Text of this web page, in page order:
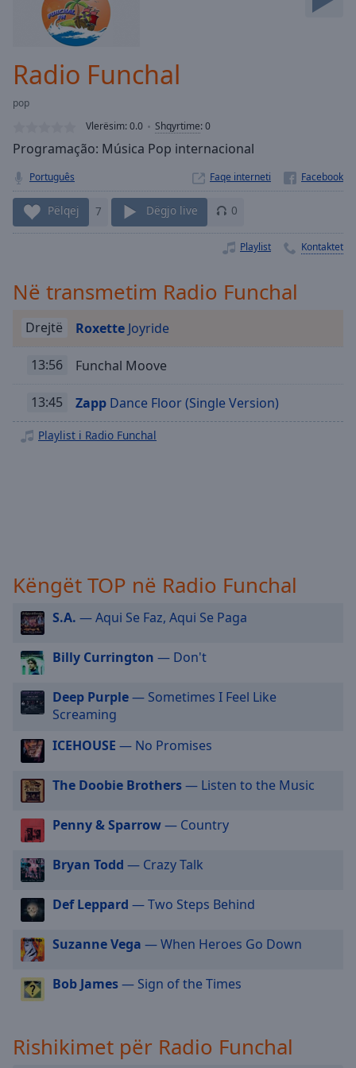
Current
Time0:00
Duration
0.00%
TypeLIVE
Seek to
live,
currently
Time-
Rate
Chapters
Chapters
subtitles
opens
subtitles
settings
dialog
subtitles
off
Audio
Picture-
Picture
Fullscreen
This
modal
Beginning
dialog
Escape
will
Radio Funchal
pop
Vlerësim:0.0 Shqyrtime:0
Programação: Música Pop internacional
Português Faqe interneti
Pëlqej 7 Dëgjo live 0
Playlist Kontaktet
Në transmetim Radio Funchal
Drejtë Roxette Joyride
13:56 Funchal Moove
13:45 Zapp Dance Floor (Single Version)
Playlist i Radio Funchal
Këngët TOP në Radio Funchal
S.A. — Aqui Se Faz, Aqui Se Paga
Billy Currington — Don't
Deep Purple— Sometimes I Feel Like
Screaming
ICEHOUSE — No Promises
The Doobie Brothers— Listen to the Music
Penny & Sparrow— Country
Bryan Todd — Crazy Talk
Def Leppard — Two Steps Behind
Suzanne Vega — When Heroes Go Down
Bob James— Sign of the Times
Rishikimet për Radio Funchal